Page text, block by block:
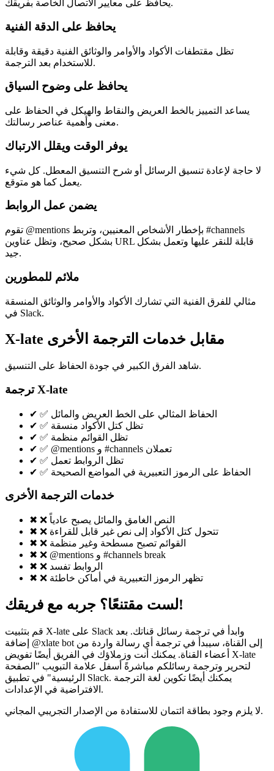
يحافظ على معايير الاتصال الخاصة بفريقك.
يحافظ على الدقة الفنية
تظل مقتطفات الأكواد والأوامر والوثائق الفنية دقيقة وقابلة
للاستخدام بعد الترجمة.
يحافظ على وضوح السياق
يساعد التمييز بالخط العريض والنقاط والهيكل في الحفاظ على
معنى وأهمية عناصر رسالتك.
يوفر الوقت ويقلل الارتباك
لا حاجة لإعادة تنسيق الرسائل أو شرح التنسيق المعطل. كل شيء
يعمل كما هو متوقع.
يضمن عمل الروابط
تقوم @mentions بإخطار الأشخاص المعنيين، وتربط #channels
بشكل صحيح، وتظل عناوين URL قابلة للنقر عليها وتعمل بشكل
جيد.
ملائم للمطورين
مثالي للفرق الفنية التي تشارك الأكواد والأوامر والوثائق المنسقة
في Slack.
X-late مقابل خدمات الترجمة الأخرى
شاهد الفرق الكبير في جودة الحفاظ على التنسيق.
ترجمة X-late
✔
✅ الحفاظ المثالي على الخط العريض والمائل
✔
✅ تظل كتل الأكواد منسقة
✔
✅ تظل القوائم منظمة
✔
✅ @mentions و #channels تعملان
✔
✅ تظل الروابط تعمل
✔
✅ الحفاظ على الرموز التعبيرية في المواضع الصحيحة
خدمات الترجمة الأخرى
✖
❌ النص الغامق والمائل يصبح عادياً
✖
❌ تتحول كتل الأكواد إلى نص غير قابل للقراءة
✖
❌ القوائم تصبح مسطحة وغير منظمة
✖
❌ @mentions و #channels break
✖
❌ الروابط تفسد
✖
❌ تظهر الرموز التعبيرية في أماكن خاطئة
لست مقتنعًا؟ جربه مع فريقك!
قم بتثبيت X-late على Slack وابدأ في ترجمة رسائل قناتك. بعد
إضافة @xlate bot إلى القناة، سيبدأ في ترجمة أي رسالة واردة من
أعضاء القناة. يمكنك أنت وزملاؤك في الفريق أيضًا تفويض X-late
لتحرير وترجمة رسائلكم مباشرةً أسفل علامة التبويب "الصفحة
الرئيسية" في تطبيق Slack. يمكنك أيضًا تكوين لغة الترجمة
الافتراضية في الإعدادات.
لا يلزم وجود بطاقة ائتمان للاستفادة من الإصدار التجريبي المجاني.